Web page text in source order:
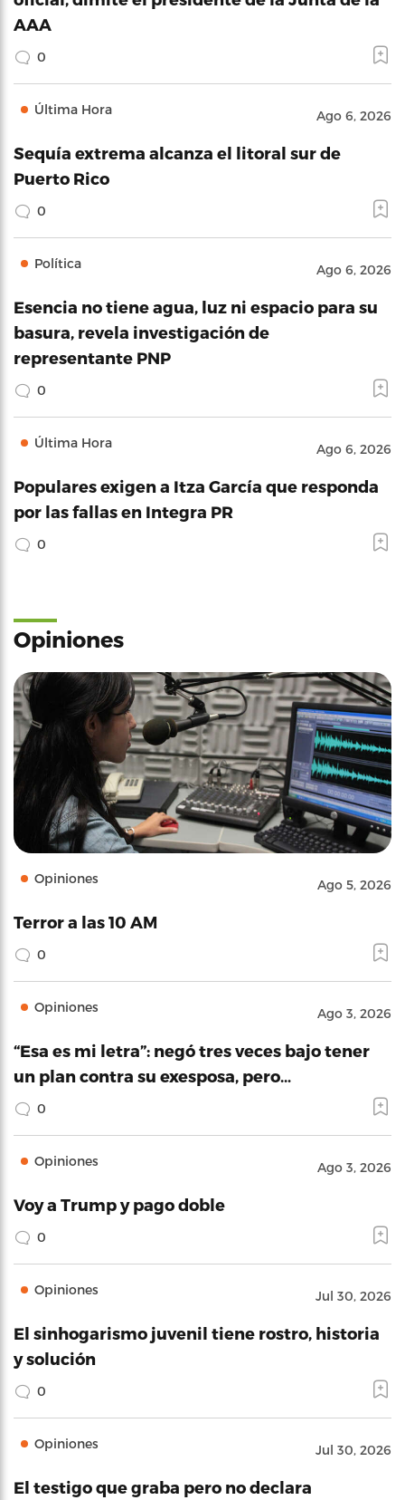
AAA
0
Última Hora Ago 6, 2026
Sequía extrema alcanza el litoral sur de
Puerto Rico
0
Política Ago 6, 2026
Esencia no tiene agua, luz ni espacio para su
basura, revela investigación de
representante PNP
0
Última Hora Ago 6, 2026
Populares exigen a Itza García que responda
por las fallas en Integra PR
0
Opiniones
Opiniones Ago 5, 2026
Terror a las 10 AM
0
Opiniones Ago 3, 2026
“Esa es mi letra”: negó tres veces bajo tener
un plan contra su exesposa, pero…
0
Opiniones Ago 3, 2026
Voy a Trump y pago doble
0
Opiniones Jul 30, 2026
El sinhogarismo juvenil tiene rostro, historia
y solución
0
Opiniones Jul 30, 2026
El testigo que graba pero no declara